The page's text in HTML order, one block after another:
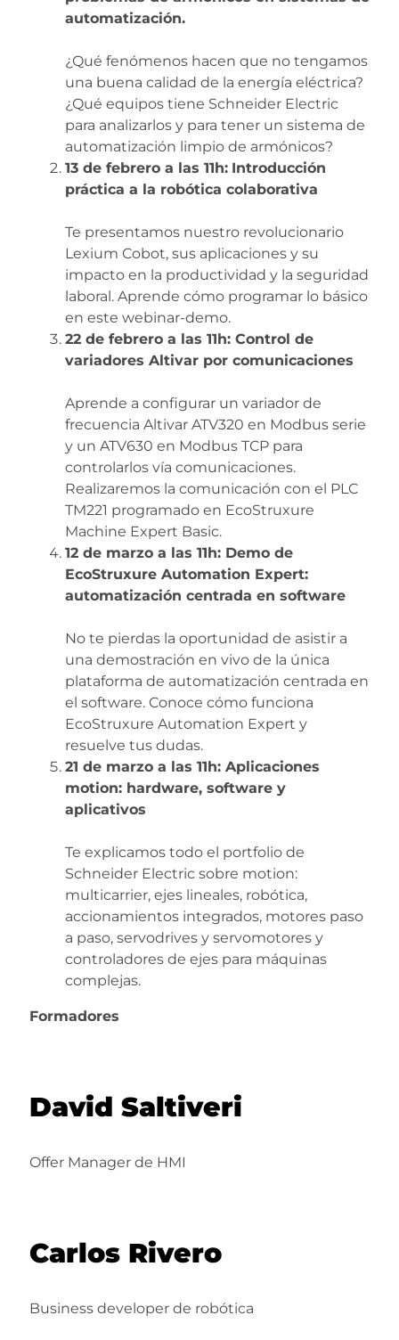
automatización.
¿Qué fenómenos hacen que no tengamos
una buena calidad de la energía eléctrica?
¿Qué equipos tiene Schneider Electric
para analizarlos y para tener un sistema de
automatización limpio de armónicos?
13 de febrero a las 11h: Introducción
práctica a la robótica colaborativa
Te presentamos nuestro revolucionario
Lexium Cobot, sus aplicaciones y su
impacto en la productividad y la seguridad
laboral. Aprende cómo programar lo básico
en este webinar-demo.
22 de febrero a las 11h: Control de
variadores Altivar por comunicaciones
Aprende a configurar un variador de
frecuencia Altivar ATV320 en Modbus serie
y un ATV630 en Modbus TCP para
controlarlos vía comunicaciones.
Realizaremos la comunicación con el PLC
TM221 programado en EcoStruxure
Machine Expert Basic.
12 de marzo a las 11h: Demo de
EcoStruxure Automation Expert:
automatización centrada en software
No te pierdas la oportunidad de asistir a
una demostración en vivo de la única
plataforma de automatización centrada en
el software. Conoce cómo funciona
EcoStruxure Automation Expert y
resuelve tus dudas.
21 de marzo a las 11h: Aplicaciones
motion: hardware, software y
aplicativos
Te explicamos todo el portfolio de
Schneider Electric sobre motion:
multicarrier, ejes lineales, robótica,
accionamientos integrados, motores paso
a paso, servodrives y servomotores y
controladores de ejes para máquinas
complejas.
Formadores
David Saltiveri
Offer Manager de HMI
Carlos Rivero
Business developer de robótica